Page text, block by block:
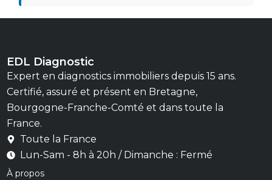
EDL Diagnostic
Expert en diagnostics immobiliers depuis 15 ans.
Certifié, assuré et présent en Bretagne,
Bourgogne-Franche-Comté et dans toute la
France.
Toute la France
Lun-Sam - 8h à 20h / Dimanche : Fermé
À propos